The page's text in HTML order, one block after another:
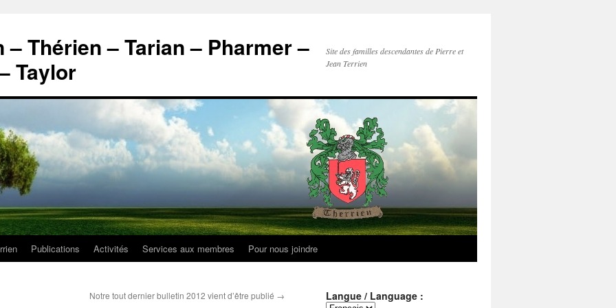
Thérien – Tarian – Pharmer –
Taylor
Site des familles descendantes de Pierre et
Jean Terrien
Publications Activités Services aux membres Pour nous joindre
Notre tout dernier bulletin 2012 vient d’être publié → Langue / Language :